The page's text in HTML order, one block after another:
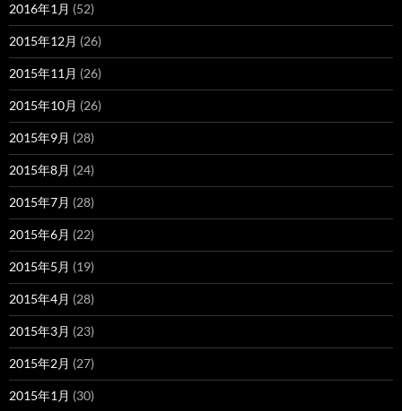
2016年1月 (52)
2015年12月 (26)
2015年11月 (26)
2015年10月 (26)
2015年9月 (28)
2015年8月 (24)
2015年7月 (28)
2015年6月 (22)
2015年5月 (19)
2015年4月 (28)
2015年3月 (23)
2015年2月 (27)
2015年1月 (30)